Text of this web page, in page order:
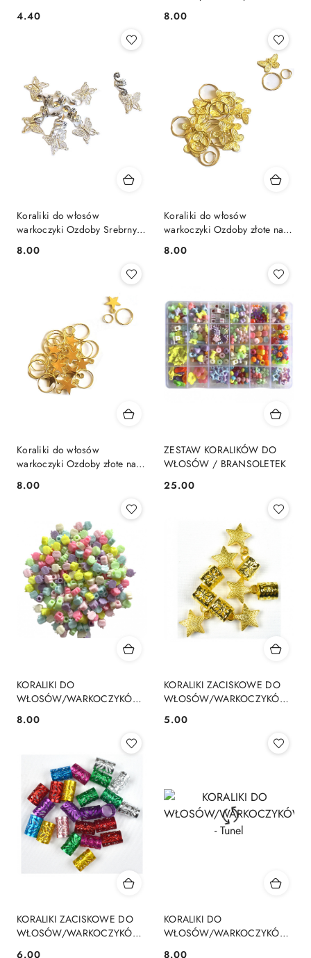
Cena:
4.40 Cena:
8.00
Koraliki do włosów
warkoczyki Ozdoby Srebrny
na obrączce 6 szt - Motyle
Cena:
8.00
Koraliki do włosów
warkoczyki Ozdoby złote na
obrączce 12 szt - Motyle
Cena:
8.00
Koraliki do włosów
warkoczyki Ozdoby złote na
Cena:
8.00
ZESTAW KORALIKÓW DO
WŁOSÓW / BRANSOLETEK
Cena:
25.00
KORALIKI DO
WŁOSÓW/WARKOCZYKÓW
Cena:
8.00
KORALIKI ZACISKOWE DO
WŁOSÓW/WARKOCZYKÓW
Cena:
5.00
KORALIKI ZACISKOWE DO
WŁOSÓW/WARKOCZYKÓW
6.00
KORALIKI DO
WŁOSÓW/WARKOCZYKÓW
8.00